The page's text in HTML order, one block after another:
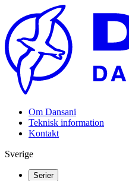
Om Dansani
Teknisk information
Kontakt
Sverige
Serier